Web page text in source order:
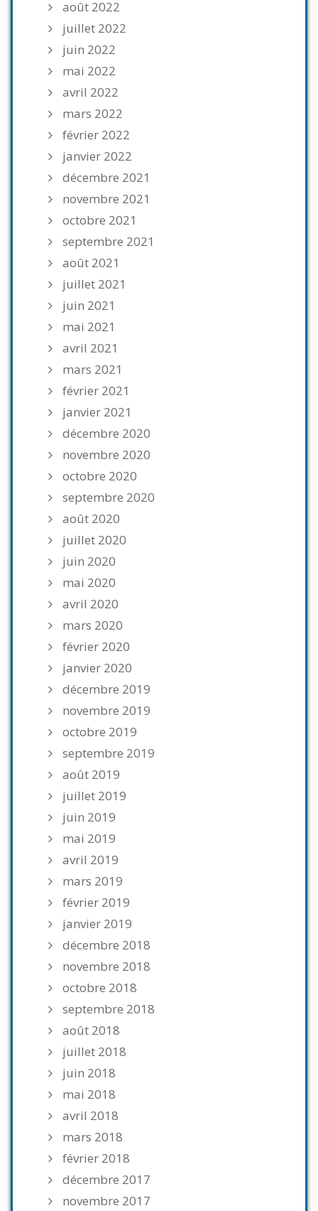
août 2022
juillet 2022
juin 2022
mai 2022
avril 2022
mars 2022
février 2022
janvier 2022
décembre 2021
novembre 2021
octobre 2021
septembre 2021
août 2021
juillet 2021
juin 2021
mai 2021
avril 2021
mars 2021
février 2021
janvier 2021
décembre 2020
novembre 2020
octobre 2020
septembre 2020
août 2020
juillet 2020
juin 2020
mai 2020
avril 2020
mars 2020
février 2020
janvier 2020
décembre 2019
novembre 2019
octobre 2019
septembre 2019
août 2019
juillet 2019
juin 2019
mai 2019
avril 2019
mars 2019
février 2019
janvier 2019
décembre 2018
novembre 2018
octobre 2018
septembre 2018
août 2018
juillet 2018
juin 2018
mai 2018
avril 2018
mars 2018
février 2018
décembre 2017
novembre 2017